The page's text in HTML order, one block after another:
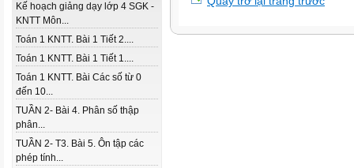
Kế hoạch giảng dạy lớp 4 SGK -
KNTT Môn...
Toán 1 KNTT. Bài 1 Tiết 2....
Toán 1 KNTT. Bài 1 Tiết 1....
Toán 1 KNTT. Bài Các số từ 0
đến 10...
TUẦN 2- Bài 4. Phân số thập
phân...
TUẦN 2- T3. Bài 5. Ôn tập các
phép tính...